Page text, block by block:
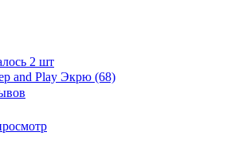
2 шт
and Play Экрю (68)